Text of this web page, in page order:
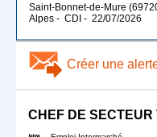
Saint-Bonnet-de-Mure
Alpes - CDI - 22/07/2026
Créer une
CHEF DE SECTEUR